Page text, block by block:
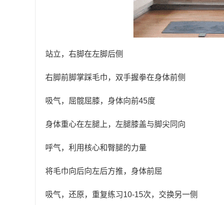
站立，右脚在左脚后侧
右脚前脚掌踩毛巾，双手握拳在身体前侧
吸气，屈髋屈膝，身体向前45度
身体重心在左腿上，左腿膝盖与脚尖同向
呼气，利用核心和臀腿的力量
将毛巾向后向左后方推，身体前屈
吸气，还原，重复练习10-15次，交换另一侧